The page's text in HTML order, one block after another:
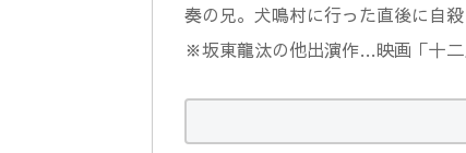
奏の兄。犬鳴村に行った直後に自
※坂東龍汰の他出演作…映画「十二